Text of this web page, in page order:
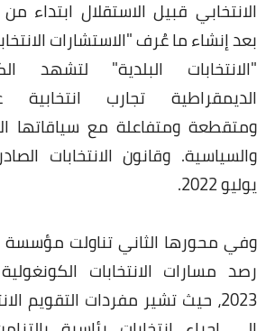
بعد إنشاء ما عُرف "الاستشارات
"الانتخابات البلدية" لتشهد
الديمقراطية تجارب انتخابية
ومتقطعة ومتفاعلة مع سياقاتها
والسياسية. وقانون الانتخابات
يوليو 2022.
وفي محورها الثاني تناولت
رصد مسارات الانتخابات
2023، حيث تشير مفردات التقويم